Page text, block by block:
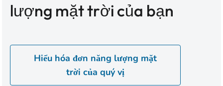
lượng mặt trời của bạn
Hiểu hóa đơn năng lượng mặt
trời của quý vị